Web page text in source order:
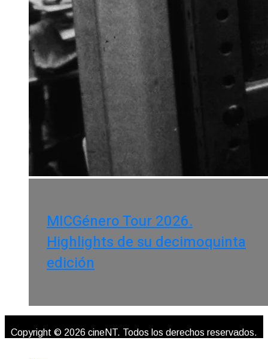
MICGénero Tour 2026.
Highlights de su decimoquinta
edición
Copyright © 2026 cineNT. Todos los derechos reservados.